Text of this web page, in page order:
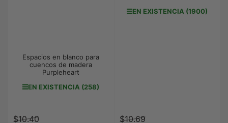
Espacios en blanco para
cuencos de madera
Purpleheart
EN EXISTENCIA (258)
Precio
$10.40
EN EXISTENCIA (1900)
Precio
$10.69Precio